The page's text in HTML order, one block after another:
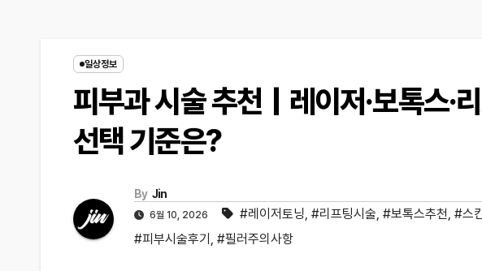
일상정보
피부과 시술 추천｜레이저·보톡스·
선택 기준은?
By Jin
6월 10, 2026 #레이저토닝, #리프팅시술, #보톡스추천, #스
#피부시술후기 , #필러주의사항